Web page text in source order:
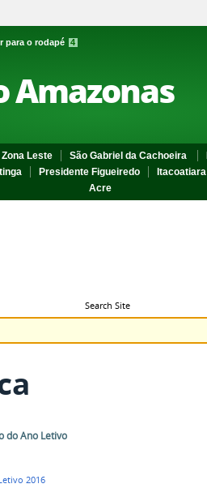
para o rodapé 4
Amazonas
Zona Leste São Gabriel da Cachoeira
Presidente Figueiredo Itacoatiara
Acre
Search Site
do Ano Letivo
2016